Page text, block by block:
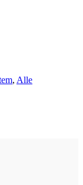
, Alle